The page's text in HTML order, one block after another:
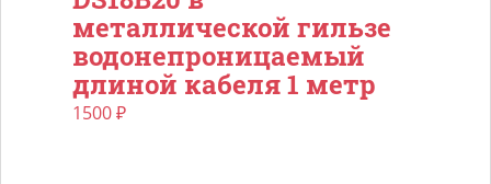
металлической гильзе
водонепроницаемый
длиной кабеля 1 метр
1500₽